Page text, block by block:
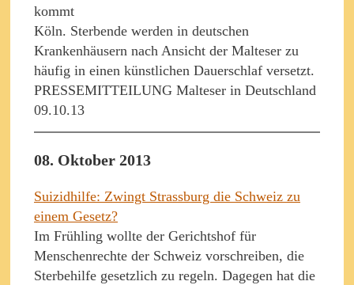
kommt
Köln. Sterbende werden in deutschen
Krankenhäusern nach Ansicht der Malteser zu
häufig in einen künstlichen Dauerschlaf versetzt.
PRESSEMITTEILUNG Malteser in Deutschland
09.10.13
08. Oktober 2013
Suizidhilfe: Zwingt Strassburg die Schweiz zu
einem Gesetz?
Im Frühling wollte der Gerichtshof für
Menschenrechte der Schweiz vorschreiben, die
Sterbehilfe gesetzlich zu regeln. Dagegen hat die